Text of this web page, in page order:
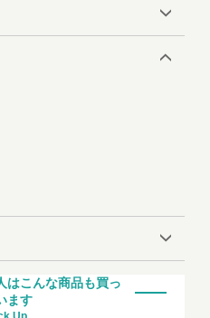
はこんな商品も買っ
ます